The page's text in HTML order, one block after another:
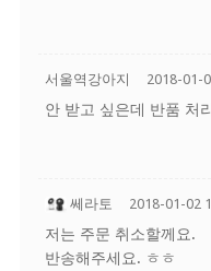
서울역강아지 2018-01-
안 받고 싶은데
쎄라토 2018-01-02
저는 주문 취소할께요.
반송해주세요. ㅎㅎ